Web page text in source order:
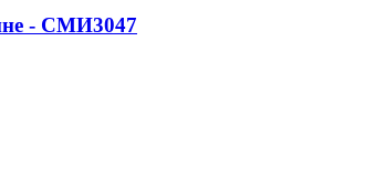
- СМИ3047